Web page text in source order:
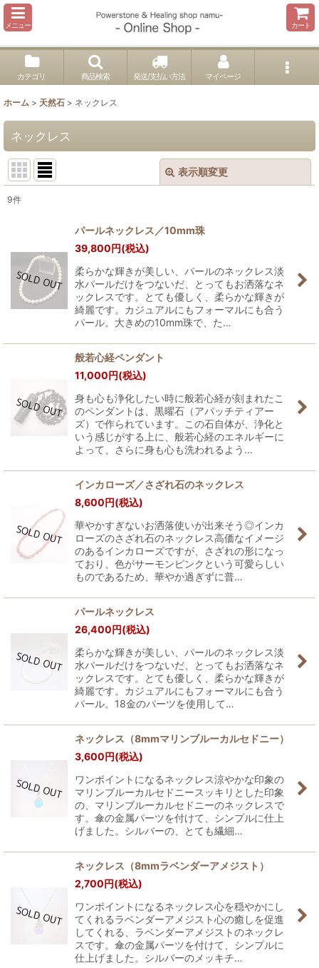
メニュー カート
カテゴリ 商品検索 発送/支払い方法 マイページ
ホーム > 天然石 > ネックレス
ネックレス
表示順変更
並び順:
絞り込む
9件
パールネックレス／10mm珠
39,800円(税込)
柔らかな輝きが美しい、パールのネックレス淡
水パールだけをつないだ、とってもお洒落なネ
ックレスです。とても優しく、柔らかな輝きが
綺麗です。カジュアルにもフォーマルにも合う
パール。大きめの10mm珠で、た…
般若心経ペンダント
11,000円(税込)
身も心も浄化したい時に般若心経が刻まれたこ
のペンダントは、黒曜石（アパッチティアー
ズ）で作られています。この石自体が、浄化と
いう感じがする上に、般若心経のエネルギーに
よって、さらに身も心も洗われるよう…
インカローズ／さざれ石のネックレス
8,600円(税込)
華やかすぎないお洒落使いが出来そう◎インカ
ローズのさざれ石のネックレス高価なイメージ
のあるインカローズですが、さざれの形になっ
ており、色がサーモンピンクという可愛らしい
ものであるため、華やか過ぎずに普…
パールネックレス
26,400円(税込)
柔らかな輝きが美しい、パールのネックレス淡
水パールだけをつないだ、とってもお洒落なネ
ックレスです。とても優しく、柔らかな輝きが
綺麗です。カジュアルにもフォーマルにも合う
パール。18金のパーツを使用して…
ネックレス（8mmマリンブルーカルセドニー）
3,600円(税込)
ワンポイントになるネックレス涼やかな印象の
マリンブルーカルセドニースッキリとした印象
の、マリンブルーカルセドニーのネックレスで
す。傘の金属パーツを付けて、シンプルに仕上
げました。シルバーの、とても繊細…
ネックレス（8mmラベンダーアメジスト）
2,700円(税込)
ワンポイントになるネックレス心を穏やかにし
てくれるラベンダーアメジスト心の癒しを促進
してくれる、ラベンダーアメジストのネックレ
スです。傘の金属パーツを付けて、シンプルに
仕上げました。シルバーのメッキチ…